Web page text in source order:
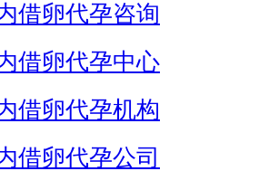
借卵代孕咨询
借卵代孕中心
借卵代孕机构
借卵代孕公司